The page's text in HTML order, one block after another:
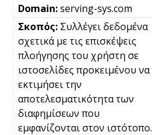
serving-sys.com
Συλλέγει δεδομένα
σχετικά με τις επισκέψεις
πλοήγησης του χρήστη σε
ιστοσελίδες προκειμένου να
εκτιμήσει την
αποτελεσματικότητα των
διαφημίσεων που
εμφανίζονται στον ιστότοπο.